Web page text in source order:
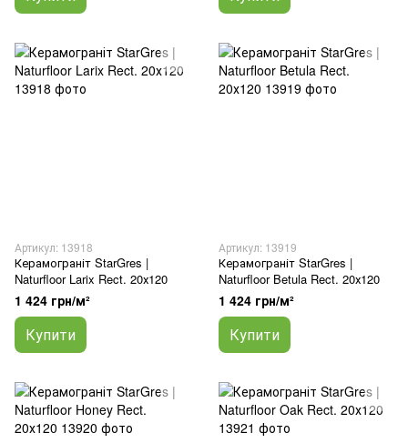
Артикул: 13918
Керамограніт StarGres |
Naturfloor Larix Rect. 20х120
1 424 грн/м²
Купити
Артикул: 13919
Керамограніт StarGres |
Naturfloor Betula Rect. 20х120
1 424 грн/м²
Купити